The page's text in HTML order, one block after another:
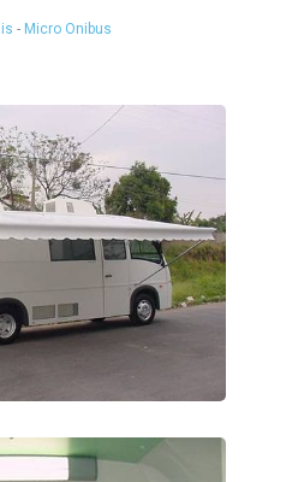
- Micro Onibus